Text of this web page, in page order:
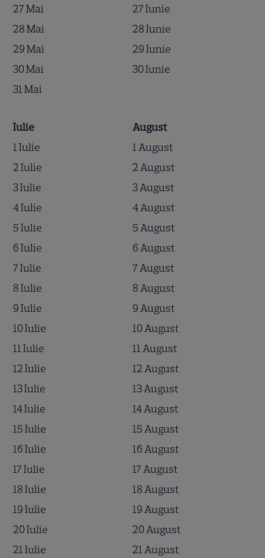
27 Mai
28 Mai
29 Mai
30 Mai
31 Mai
27 Iunie
28 Iunie
29 Iunie
30 Iunie
Iulie
1 Iulie
2 Iulie
3 Iulie
4 Iulie
5 Iulie
6 Iulie
7 Iulie
8 Iulie
9 Iulie
10 Iulie
11 Iulie
12 Iulie
13 Iulie
14 Iulie
15 Iulie
16 Iulie
17 Iulie
18 Iulie
19 Iulie
20 Iulie
21 Iulie
August
1 August
2 August
3 August
4 August
5 August
6 August
7 August
8 August
9 August
10 August
11 August
12 August
13 August
14 August
15 August
16 August
17 August
18 August
19 August
20 August
21 August